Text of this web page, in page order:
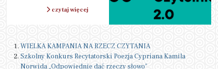
czytaj więcej
WIELKA KAMPANIA NA RZECZ CZYTANIA
Szkolny Konkurs Recytatorski Poezja Cypriana Kamila
Norwida „Odpowiednie dać rzeczy słowo”